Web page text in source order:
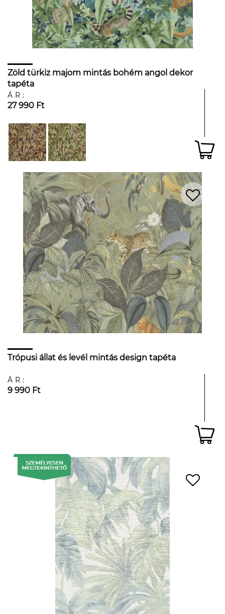
Zöld türkiz majom mintás bohém angol dekor
tapéta
ÁR:
27 990 Ft
Trópusi állat és levél mintás design tapéta
ÁR:
9 990 Ft